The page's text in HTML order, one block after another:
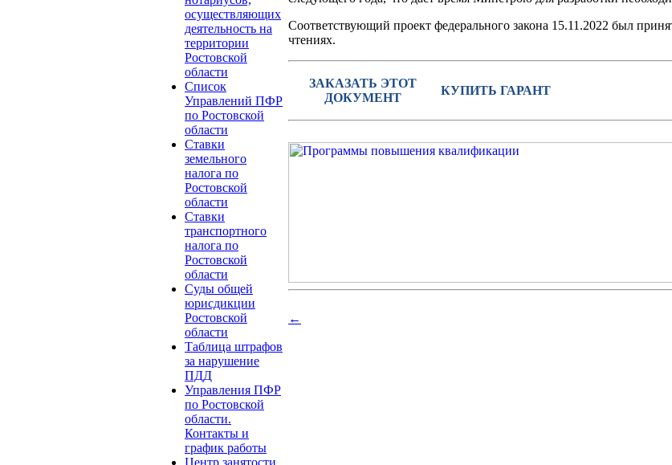
осуществляющих
деятельность на
территории
Ростовской
области
Список
Управлений ПФР
по Ростовской
области
Ставки
земельного
налога по
Ростовской
области
Ставки
транспортного
налога по
Ростовской
области
Суды общей
юрисдикции
Ростовской
области
Таблица штрафов
за нарушение
ПДД
Управления ПФР
по Ростовской
области.
Контакты и
график работы
Центр занятости
Соответствующий проект федерального закона 15.11.2022 был
чтениях.
ЗАКАЗАТЬ ЭТОТ
ДОКУМЕНТ
КУПИТЬ ГАРАНТ
←